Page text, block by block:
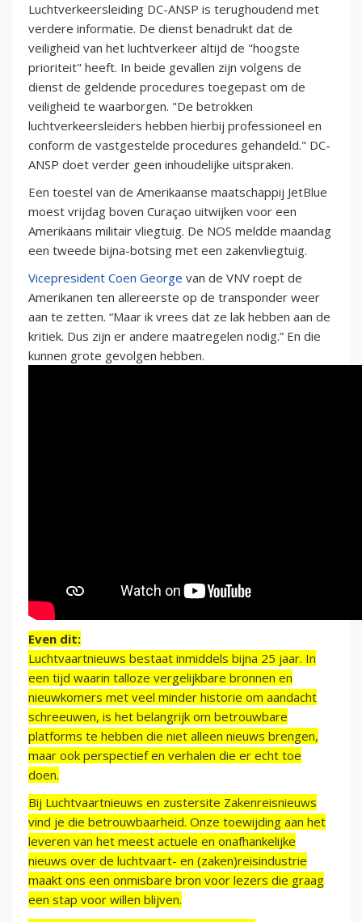
Luchtverkeersleiding DC-ANSP is terughoudend met
verdere informatie. De dienst benadrukt dat de
veiligheid van het luchtverkeer altijd de "hoogste
prioriteit" heeft. In beide gevallen zijn volgens de
dienst de geldende procedures toegepast om de
veiligheid te waarborgen. "De betrokken
luchtverkeersleiders hebben hierbij professioneel en
conform de vastgestelde procedures gehandeld." DC-
ANSP doet verder geen inhoudelijke uitspraken.
Een toestel van de Amerikaanse maatschappij JetBlue
moest vrijdag boven Curaçao uitwijken voor een
Amerikaans militair vliegtuig. De NOS meldde maandag
een tweede bijna-botsing met een zakenvliegtuig.
Vicepresident Coen George van de VNV roept de
Amerikanen ten allereerste op de transponder weer
aan te zetten. “Maar ik vrees dat ze lak hebben aan de
kritiek. Dus zijn er andere maatregelen nodig.” En die
kunnen grote gevolgen hebben.
Even dit:
Luchtvaartnieuws bestaat inmiddels bijna 25 jaar. In
een tijd waarin talloze vergelijkbare bronnen en
nieuwkomers met veel minder historie om aandacht
schreeuwen, is het belangrijk om betrouwbare
platforms te hebben die niet alleen nieuws brengen,
maar ook perspectief en verhalen die er echt toe
doen.
Bij Luchtvaartnieuws en zustersite Zakenreisnieuws
vind je die betrouwbaarheid. Onze toewijding aan het
leveren van het meest actuele en onafhankelijke
nieuws over de luchtvaart- en (zaken)reisindustrie
maakt ons een onmisbare bron voor lezers die graag
een stap voor willen blijven.